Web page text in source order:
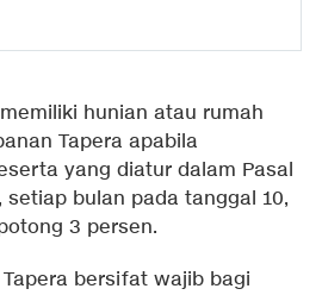
hunian atau rumah
Tapera apabila
yang diatur dalam Pasal
setiap bulan pada tanggal 10,
3 persen.
bersifat wajib bagi